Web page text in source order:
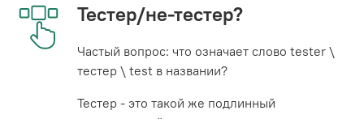
Тестер/не-тестер?
Частый вопрос: что означает слово tester \
тестер \ test в названии?
Тестер - это такой же подлинный